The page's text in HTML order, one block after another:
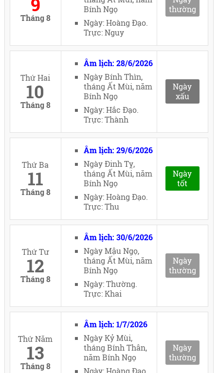
Tháng 8
Bính Ngọ
Ngày: Hoàng Đạo.
Trực: Nguy
thường
Thứ Hai
10
Tháng 8
Âm lịch: 28/6/2026
Ngày Bính Thìn,
tháng Ất Mùi, năm
Bính Ngọ
Ngày: Hắc Đạo.
Trực: Thành
Ngày
xấu
Thứ Ba
11
Tháng 8
Âm lịch: 29/6/2026
Ngày Đinh Tỵ,
tháng Ất Mùi, năm
Bính Ngọ
Ngày: Hoàng Đạo.
Trực: Thu
Ngày
tốt
Thứ Tư
12
Tháng 8
Âm lịch: 30/6/2026
Ngày Mậu Ngọ,
tháng Ất Mùi, năm
Bính Ngọ
Ngày: Thường.
Trực: Khai
Ngày
thường
Thứ Năm
13
Tháng 8
Âm lịch: 1/7/2026
Ngày Kỷ Mùi,
tháng Bính Thân,
năm Bính Ngọ
Ngày: Hoàng Đạo.
Ngày
thường